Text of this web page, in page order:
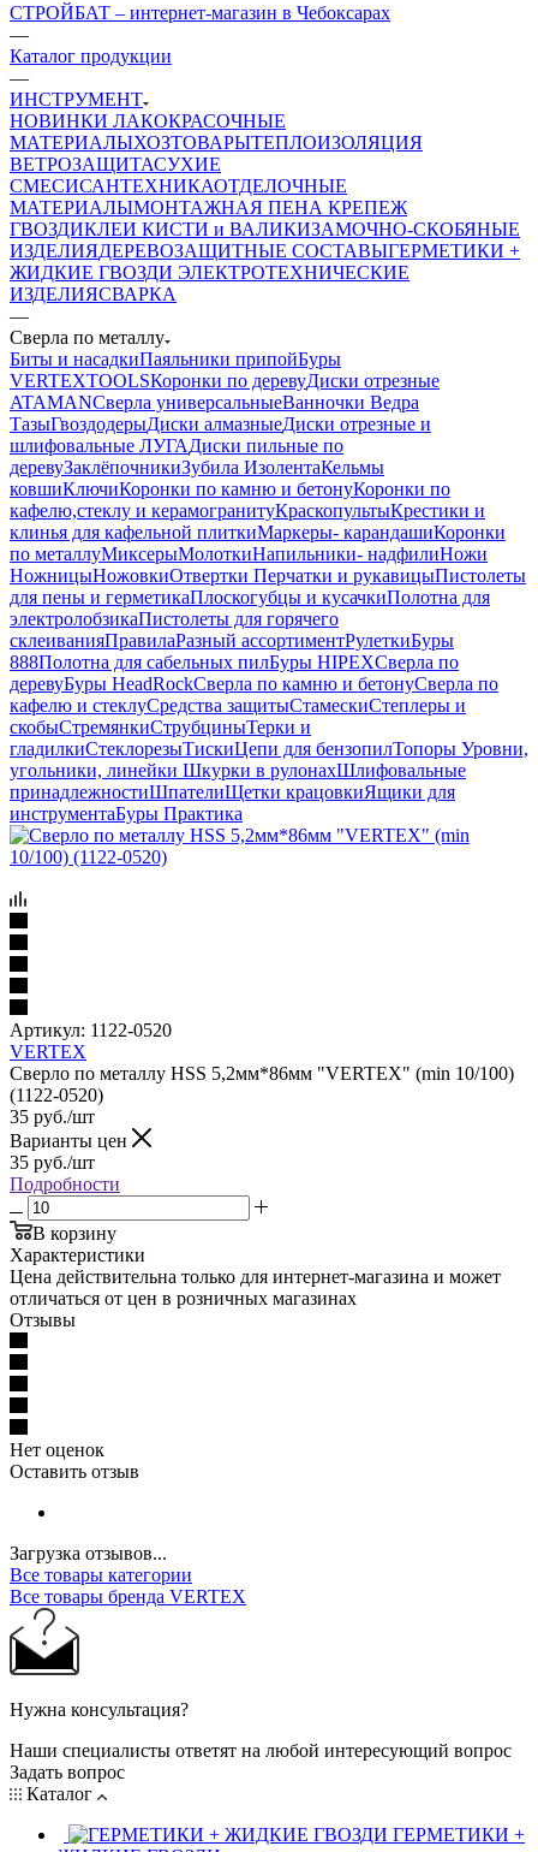
СТРОЙБАТ – интернет-магазин в Чебоксарах
—
Каталог продукции
—
ИНСТРУМЕНТ
НОВИНКИ ЛАКОКРАСОЧНЫЕ
МАТЕРИАЛЫХОЗТОВАРЫТЕПЛОИЗОЛЯЦИЯ
ВЕТРОЗАЩИТАСУХИЕ
СМЕСИСАНТЕХНИКАОТДЕЛОЧНЫЕ
МАТЕРИАЛЫМОНТАЖНАЯ ПЕНА КРЕПЕЖ
ГВОЗДИКЛЕИ КИСТИ и ВАЛИКИЗАМОЧНО-СКОБЯНЫЕ
ИЗДЕЛИЯДЕРЕВОЗАЩИТНЫЕ СОСТАВЫГЕРМЕТИКИ +
ЖИДКИЕ ГВОЗДИ ЭЛЕКТРОТЕХНИЧЕСКИЕ
ИЗДЕЛИЯСВАРКА
—
Сверла по металлу
Биты и насадкиПаяльники припойБуры
VERTEXTOOLSКоронки по деревуДиски отрезные
ATAMANСверла универсальныеВанночки Ведра
ТазыГвоздодерыДиски алмазныеДиски отрезные и
шлифовальные ЛУГАДиски пильные по
деревуЗаклёпочникиЗубила ИзолентаКельмы
ковшиКлючиКоронки по камню и бетонуКоронки по
кафелю,стеклу и керамогранитуКраскопультыКрестики и
клинья для кафельной плиткиМаркеры- карандашиКоронки
по металлуМиксерыМолоткиНапильники- надфилиНожи
НожницыНожовкиОтвертки Перчатки и рукавицыПистолеты
для пены и герметикаПлоскогубцы и кусачкиПолотна для
электролобзикаПистолеты для горячего
склеиванияПравилаРазный ассортиментРулеткиБуры
888Полотна для сабельных пилБуры HIPEXСверла по
деревуБуры HeadRockСверла по камню и бетонуСверла по
кафелю и стеклуСредства защитыСтамескиСтеплеры и
скобыСтремянкиСтрубциныТерки и
гладилкиСтеклорезыТискиЦепи для бензопилТопоры Уровни,
угольники, линейки Шкурки в рулонахШлифовальные
принадлежностиШпателиЩетки крацовкиЯщики для
инструментаБуры Практика
Артикул: 1122-0520
VERTEX
Сверло по металлу HSS 5,2мм*86мм "VERTEX" (min 10/100)
(1122-0520)
35 руб./шт
Варианты цен
35 руб./шт
Подробности
В корзину
Характеристики
Цена действительна только для интернет-магазина и может
отличаться от цен в розничных магазинах
Отзывы
Нет оценок
Оставить отзыв
Загрузка отзывов...
Все товары категории
Все товары бренда VERTEX
Нужна консультация?
Наши специалисты ответят на любой интересующий вопрос
Задать вопрос
Каталог
ГЕРМЕТИКИ +